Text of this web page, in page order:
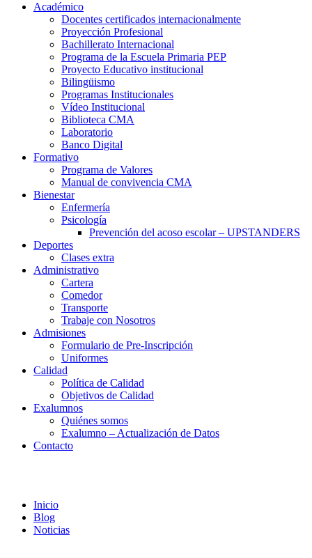
Académico
Docentes certificados internacionalmente
Proyección Profesional
Bachillerato Internacional
Programa de la Escuela Primaria PEP
Proyecto Educativo institucional
Bilingüismo
Programas Institucionales
Vídeo Institucional
Biblioteca CMA
Laboratorio
Banco Digital
Formativo
Programa de Valores
Manual de convivencia CMA
Bienestar
Enfermería
Psicología
Prevención del acoso escolar – UPSTANDERS
Deportes
Clases extra
Administrativo
Cartera
Comedor
Transporte
Trabaje con Nosotros
Admisiones
Formulario de Pre-Inscripción
Uniformes
Calidad
Política de Calidad
Objetivos de Calidad
Exalumnos
Quiénes somos
Exalumno – Actualización de Datos
Contacto
Inicio
Blog
Noticias